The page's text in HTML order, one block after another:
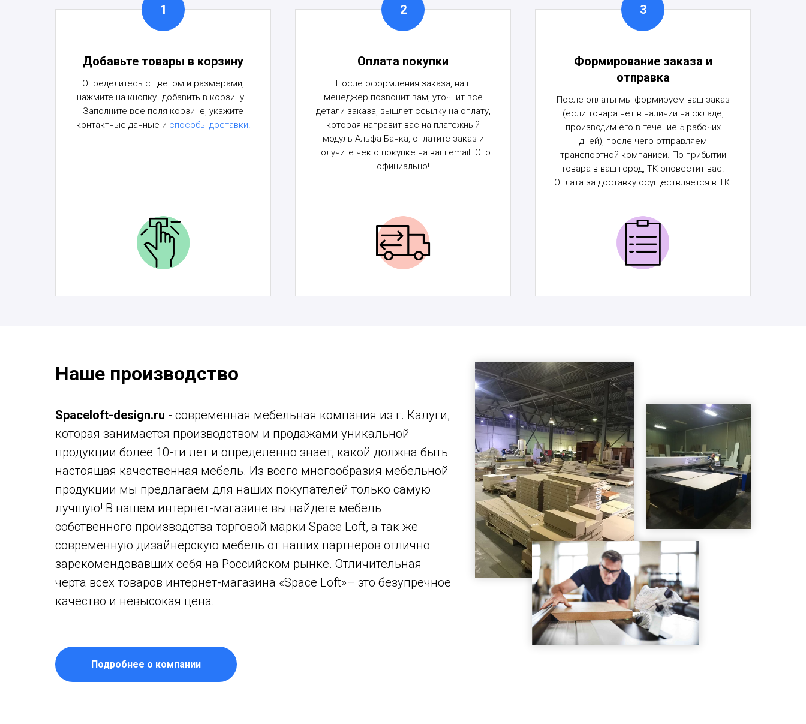
Добавьте товары в корзину
Определитесь с цветом и размерами,
нажмите на кнопку "добавить в корзину".
Заполните все поля корзине, укажите
контактные данные и способы доставки.
Оплата покупки
После оформления заказа, наш
менеджер позвонит вам, уточнит все
детали заказа, вышлет ссылку на оплату,
которая направит вас на платежный
модуль Альфа Банка, оплатите заказ и
получите чек о покупке на ваш email. Это
официально!
Формирование заказа и
отправка
После оплаты мы формируем ваш заказ
(если товара нет в наличии на складе,
производим его в течение 5 рабочих
дней), после чего отправляем
транспортной компанией. По прибытии
товара в ваш город, ТК оповестит вас.
Оплата за доставку осуществляется в ТК.
Наше производство
Spaceloft-design.ru - современная мебельная компания из г. Калуги,
которая занимается производством и продажами уникальной
продукции более 10-ти лет и определенно знает, какой должна быть
настоящая качественная мебель. Из всего многообразия мебельной
продукции мы предлагаем для наших покупателей только самую
лучшую! В нашем интернет-магазине вы найдете мебель
собственного производства торговой марки Space Loft, а так же
современную дизайнерскую мебель от наших партнеров отлично
зарекомендовавших себя на Российском рынке. Отличительная
черта всех товаров интернет-магазина «Space Loft»– это безупречное
качество и невысокая цена.
Подробнее о компании